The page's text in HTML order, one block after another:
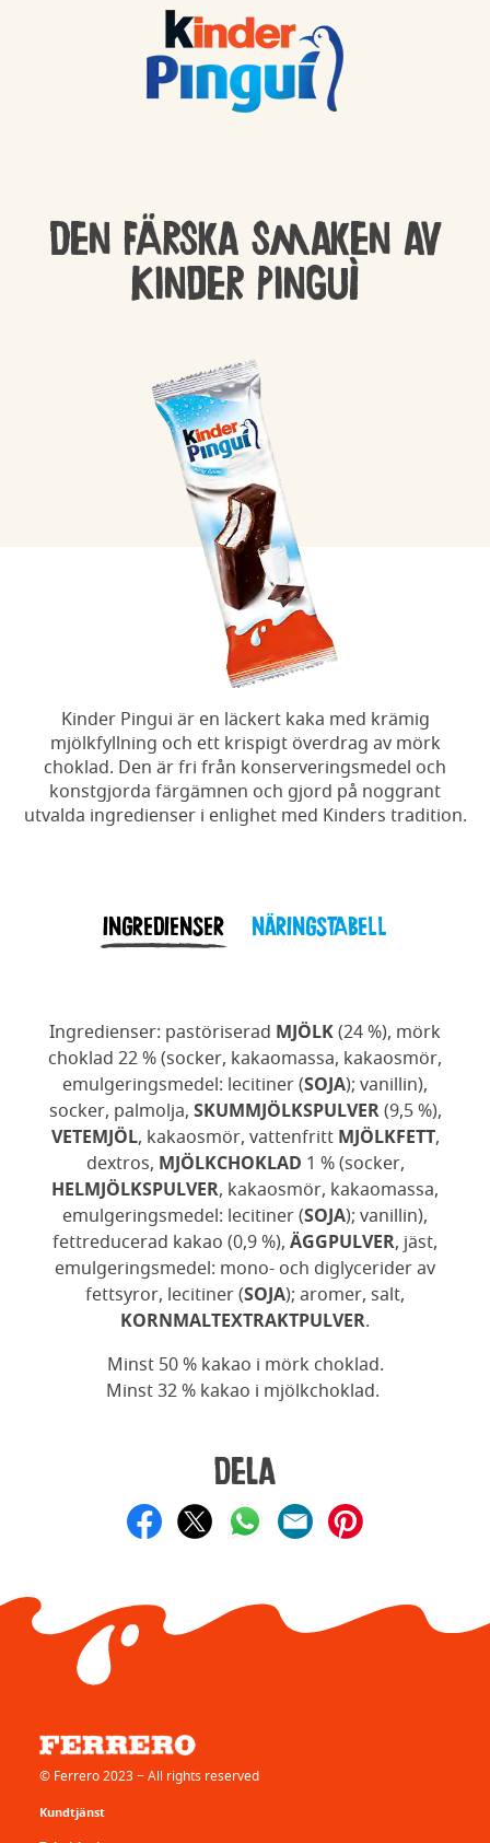
Den färska smaken av
Kinder Pinguì
Kinder Pingui är en läckert kaka med krämig
mjölkfyllning och ett krispigt överdrag av mörk
choklad. Den är fri från konserveringsmedel och
konstgjorda färgämnen och gjord på noggrant
utvalda ingredienser i enlighet med Kinders tradition.
INGREDIENSER NÄRINGSTABELL
Ingredienser: pastöriserad MJÖLK(24 %), mörk
choklad 22 % (socker, kakaomassa, kakaosmör,
emulgeringsmedel: lecitiner (SOJA); vanillin),
socker, palmolja, SKUMMJÖLKSPULVER(9,5 %),
VETEMJÖL, kakaosmör, vattenfritt MJÖLKFETT,
dextros, MJÖLKCHOKLAD 1 % (socker,
HELMJÖLKSPULVER, kakaosmör, kakaomassa,
emulgeringsmedel: lecitiner (SOJA); vanillin),
fettreducerad kakao (0,9 %), ÄGGPULVER, jäst,
emulgeringsmedel: mono- och diglycerider av
fettsyror, lecitiner (SOJA); aromer, salt,
KORNMALTEXTRAKTPULVER.
Minst 50 % kakao i mörk choklad.
Minst 32 % kakao i mjölkchoklad.
Dela
© Ferrero 2023 − All rights reserved
Kundtjänst